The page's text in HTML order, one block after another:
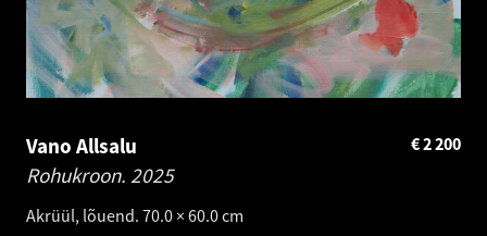
Vano Allsalu
Rohukroon. 2025
Akrüül, lõuend. 70.0 × 60.0 cm
2 200
€